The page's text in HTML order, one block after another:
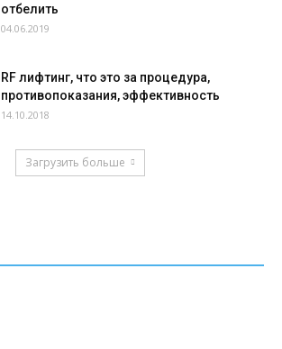
отбелить
04.06.2019
RF лифтинг, что это за процедура,
противопоказания, эффективность
14.10.2018
Загрузить больше